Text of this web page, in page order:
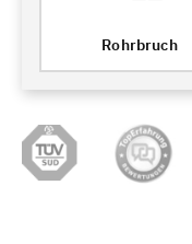
Rohrbruch